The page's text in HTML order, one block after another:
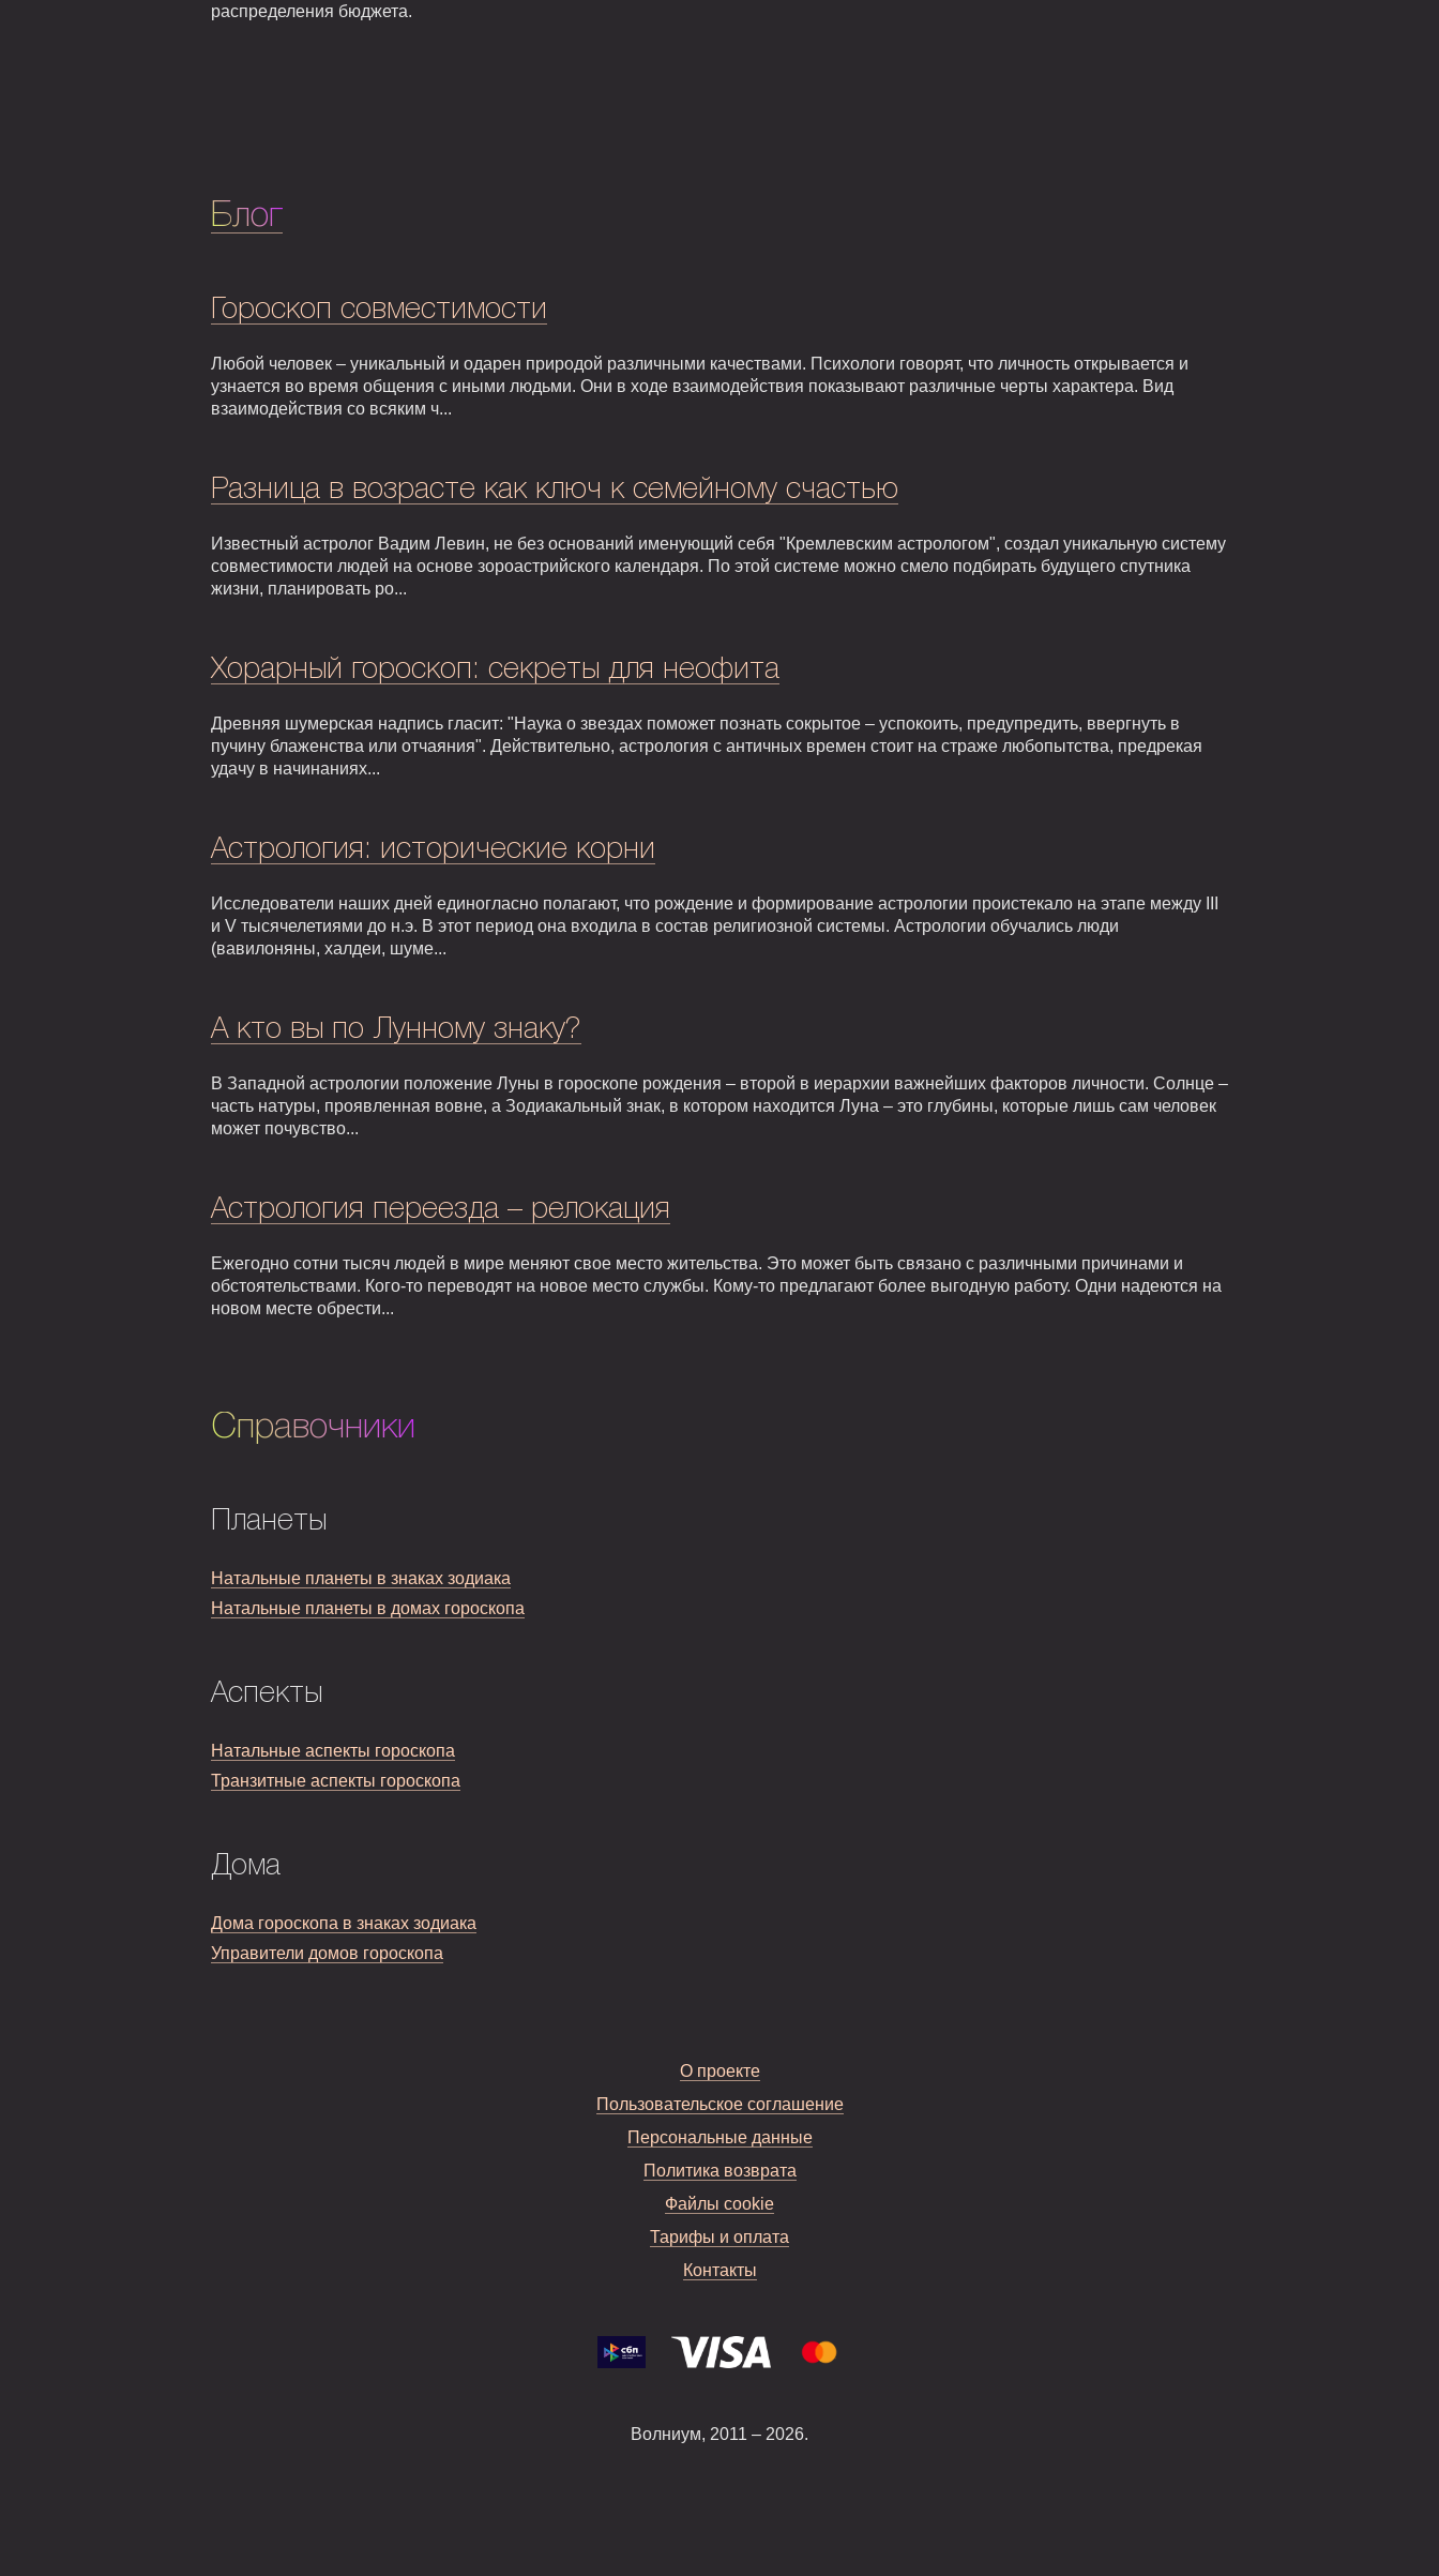
распределения бюджета.
Блог
Гороскоп совместимости
Любой человек – уникальный и одарен природой различными качествами. Психологи говорят, что личность открывается и
узнается во время общения с иными людьми. Они в ходе взаимодействия показывают различные черты характера. Вид
взаимодействия со всяким ч...
Разница в возрасте как ключ к семейному счастью
Известный астролог Вадим Левин, не без оснований именующий себя "Кремлевским астрологом", создал уникальную систему
совместимости людей на основе зороастрийского календаря. По этой системе можно смело подбирать будущего спутника
жизни, планировать ро...
Хорарный гороскоп: секреты для неофита
Древняя шумерская надпись гласит: "Наука о звездах поможет познать сокрытое – успокоить, предупредить, ввергнуть в
пучину блаженства или отчаяния". Действительно, астрология с античных времен стоит на страже любопытства, предрекая
удачу в начинаниях...
Астрология: исторические корни
Исследователи наших дней единогласно полагают, что рождение и формирование астрологии проистекало на этапе между III
и V тысячелетиями до н.э. В этот период она входила в состав религиозной системы. Астрологии обучались люди
(вавилоняны, халдеи, шуме...
А кто вы по Лунному знаку?
В Западной астрологии положение Луны в гороскопе рождения – второй в иерархии важнейших факторов личности. Солнце –
часть натуры, проявленная вовне, а Зодиакальный знак, в котором находится Луна – это глубины, которые лишь сам человек
может почувство...
Астрология переезда – релокация
Ежегодно сотни тысяч людей в мире меняют свое место жительства. Это может быть связано с различными причинами и
обстоятельствами. Кого-то переводят на новое место службы. Кому-то предлагают более выгодную работу. Одни надеются на
новом месте обрести...
Справочники
Планеты
Натальные планеты в знаках зодиака
Натальные планеты в домах гороскопа
Аспекты
Натальные аспекты гороскопа
Транзитные аспекты гороскопа
Дома
Дома гороскопа в знаках зодиака
Управители домов гороскопа
О проекте
Пользовательское соглашение
Персональные данные
Политика возврата
Файлы cookie
Тарифы и оплата
Контакты
Волниум, 2011 – 2026.